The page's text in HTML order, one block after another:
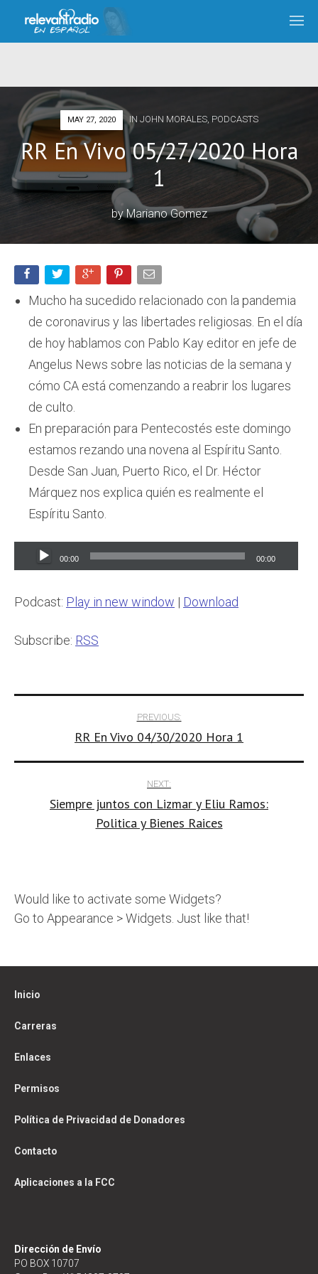
MAY 27, 2020 IN JOHN MORALES, PODCASTS
RR En Vivo 05/27/2020 Hora
1
byMariano Gomez
Mucho ha sucedido relacionado con la pandemia
de coronavirus y las libertades religiosas. En el día
de hoy hablamos con Pablo Kay editor en jefe de
Angelus News sobre las noticias de la semana y
cómo CA está comenzando a reabrir los lugares
de culto.
En preparación para Pentecostés este domingo
estamos rezando una novena al Espíritu Santo.
Desde San Juan, Puerto Rico, el Dr. Héctor
Márquez nos explica quién es realmente el
Espíritu Santo.
Audio
Player
00:00 00:00
Podcast: Play in new window | Download
Subscribe: RSS
navigation
PREVIOUS:
RR En Vivo 04/30/2020 Hora 1
NEXT:
Siempre juntos con Lizmar y Eliu Ramos:
Politica y Bienes Raices
Would like to activate some Widgets?
Go to Appearance > Widgets. Just like that!
Inicio
Carreras
Enlaces
Permisos
Política de Privacidad de Donadores
Contacto
Aplicaciones a la FCC
Dirección de Envío
PO BOX 10707